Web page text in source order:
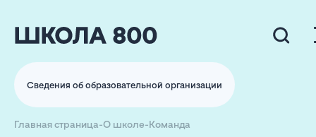
Сведения об образовательной организации
Главная страница-О школе-Команда